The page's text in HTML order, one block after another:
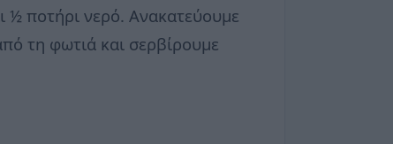
½ ποτήρι νερό. Ανακατεύουμε
τη φωτιά και σερβίρουμε